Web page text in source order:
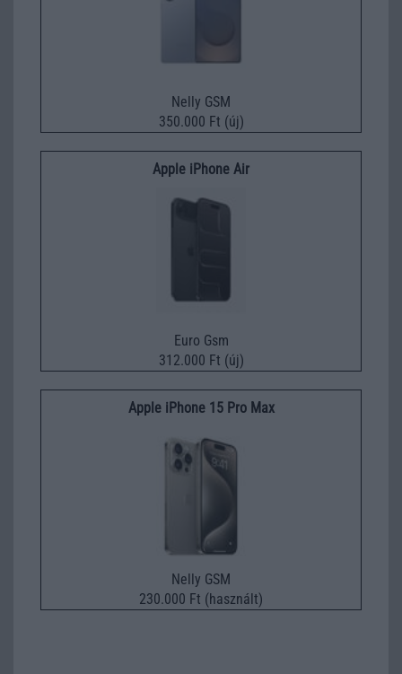
Nelly GSM
350.000 Ft (új)
Apple iPhone Air
Euro Gsm
312.000 Ft (új)
Apple iPhone 15 Pro Max
Nelly GSM
230.000 Ft (használt)